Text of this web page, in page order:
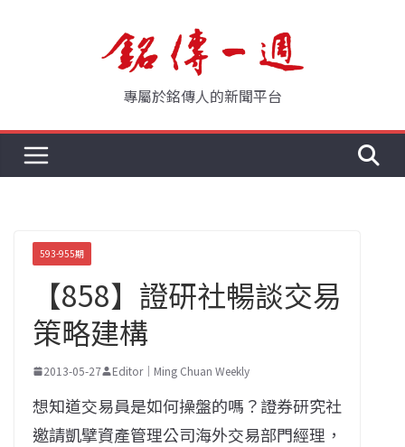
專屬於銘傳人的新聞平台
593-955期
【858】證研社暢談交易
策略建構
2013-05-27 Editor｜Ming Chuan Weekly
想知道交易員是如何操盤的嗎？證券研究社
邀請凱擘資產管理公司海外交易部門經理，